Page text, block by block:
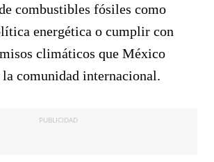
combustibles fósiles como
energética o cumplir con
climáticos que México
la comunidad internacional.
PUBLICIDAD